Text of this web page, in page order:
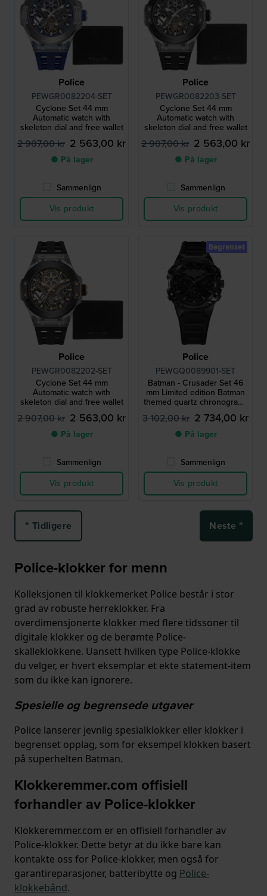
Police
PEWGR0082204-SET
Cyclone Set 44 mm
Automatic watch with
skeleton dial and free wallet
2 907,00 kr 2 563,00 kr
● På lager
Sammenlign
Vis produkt
Police
PEWGR0082203-SET
Cyclone Set 44 mm
Automatic watch with
skeleton dial and free wallet
2 907,00 kr 2 563,00 kr
● På lager
Sammenlign
Vis produkt
Police
PEWGR0082202-SET
Cyclone Set 44 mm
Automatic watch with
skeleton dial and free wallet
2 907,00 kr 2 563,00 kr
● På lager
Sammenlign
Vis produkt
Police
PEWGQ0089901-SET
Batman - Crusader Set 46
mm Limited edition Batman
themed quartz chronograph
with free bracelet
3 102,00 kr 2 734,00 kr
● På lager
Sammenlign
Vis produkt
Begrenset
" Tidligere Neste "
Police-klokker for menn
Kolleksjonen til klokkemerket Police består i stor
grad av robuste herreklokker. Fra
overdimensjonerte klokker med flere tidssoner til
digitale klokker og de berømte Police-
skalleklokkene. Uansett hvilken type Police-klokke
du velger, er hvert eksemplar et ekte statement-item
som du ikke kan ignorere.
Spesielle og begrensede utgaver
Police lanserer jevnlig spesialklokker eller klokker i
begrenset opplag, som for eksempel klokken basert
på superhelten Batman.
Klokkeremmer.com offisiell
forhandler av Police-klokker
Klokkeremmer.com er en offisiell forhandler av
Police-klokker. Dette betyr at du ikke bare kan
kontakte oss for Police-klokker, men også for
garantireparasjoner, batteribytte og Police-
klokkebånd.